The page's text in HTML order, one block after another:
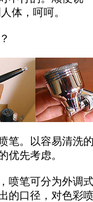
体，呵呵。
。以容易清洗
优先考虑。
笔可分为外调
的口径，对色彩